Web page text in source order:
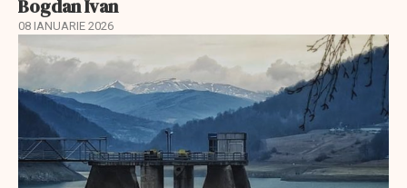
Bogdan Ivan
08 IANUARIE 2026